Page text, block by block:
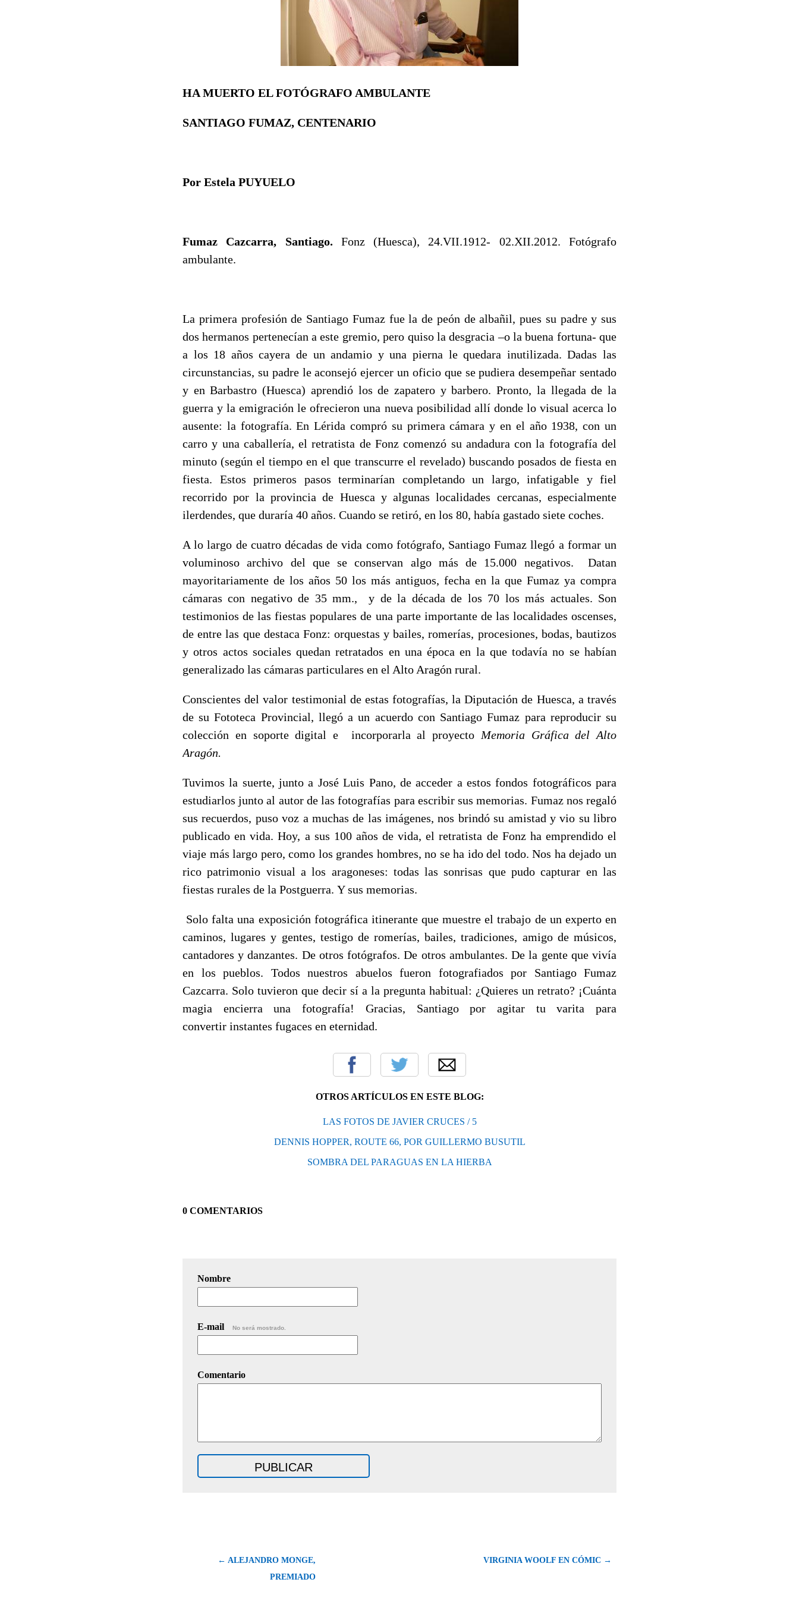
HA MUERTO EL FOTÓGRAFO AMBULANTE
SANTIAGO FUMAZ, CENTENARIO
Por Estela PUYUELO
Fumaz Cazcarra, Santiago. Fonz (Huesca), 24.VII.1912- 02.XII.2012. Fotógrafo
ambulante.
La primera profesión de Santiago Fumaz fue la de peón de albañil, pues su padre y sus
dos hermanos pertenecían a este gremio, pero quiso la desgracia –o la buena fortuna- que
a los 18 años cayera de un andamio y una pierna le quedara inutilizada. Dadas las
circunstancias, su padre le aconsejó ejercer un oficio que se pudiera desempeñar sentado
y en Barbastro (Huesca) aprendió los de zapatero y barbero. Pronto, la llegada de la
guerra y la emigración le ofrecieron una nueva posibilidad allí donde lo visual acerca lo
ausente: la fotografía. En Lérida compró su primera cámara y en el año 1938, con un
carro y una caballería, el retratista de Fonz comenzó su andadura con la fotografía del
minuto (según el tiempo en el que transcurre el revelado) buscando posados de fiesta en
fiesta. Estos primeros pasos terminarían completando un largo, infatigable y fiel
recorrido por la provincia de Huesca y algunas localidades cercanas, especialmente
ilerdendes, que duraría 40 años. Cuando se retiró, en los 80, había gastado siete coches.
A lo largo de cuatro décadas de vida como fotógrafo, Santiago Fumaz llegó a formar un
voluminoso archivo del que se conservan algo más de 15.000 negativos. Datan
mayoritariamente de los años 50 los más antiguos, fecha en la que Fumaz ya compra
cámaras con negativo de 35 mm., y de la década de los 70 los más actuales. Son
testimonios de las fiestas populares de una parte importante de las localidades oscenses,
de entre las que destaca Fonz: orquestas y bailes, romerías, procesiones, bodas, bautizos
y otros actos sociales quedan retratados en una época en la que todavía no se habían
generalizado las cámaras particulares en el Alto Aragón rural.
Conscientes del valor testimonial de estas fotografías, la Diputación de Huesca, a través
de su Fototeca Provincial, llegó a un acuerdo con Santiago Fumaz para reproducir su
colección en soporte digital e incorporarla al proyecto Memoria Gráfica del Alto
Aragón.
Tuvimos la suerte, junto a José Luis Pano, de acceder a estos fondos fotográficos para
estudiarlos junto al autor de las fotografías para escribir sus memorias. Fumaz nos regaló
sus recuerdos, puso voz a muchas de las imágenes, nos brindó su amistad y vio su libro
publicado en vida. Hoy, a sus 100 años de vida, el retratista de Fonz ha emprendido el
viaje más largo pero, como los grandes hombres, no se ha ido del todo. Nos ha dejado un
rico patrimonio visual a los aragoneses: todas las sonrisas que pudo capturar en las
fiestas rurales de la Postguerra. Y sus memorias.
Solo falta una exposición fotográfica itinerante que muestre el trabajo de un experto en
caminos, lugares y gentes, testigo de romerías, bailes, tradiciones, amigo de músicos,
cantadores y danzantes. De otros fotógrafos. De otros ambulantes. De la gente que vivía
en los pueblos. Todos nuestros abuelos fueron fotografiados por Santiago Fumaz
Cazcarra. Solo tuvieron que decir sí a la pregunta habitual: ¿Quieres un retrato? ¡Cuánta
magia encierra una fotografía! Gracias, Santiago por agitar tu varita para
convertir instantes fugaces en eternidad.
OTROS ARTÍCULOS EN ESTE BLOG:
LAS FOTOS DE JAVIER CRUCES / 5
DENNIS HOPPER, ROUTE 66, POR GUILLERMO BUSUTIL
SOMBRA DEL PARAGUAS EN LA HIERBA
0 COMENTARIOS
Nombre
E-mail No será mostrado.
Comentario
← ALEJANDRO MONGE,
PREMIADO
VIRGINIA WOOLF EN CÓMIC →